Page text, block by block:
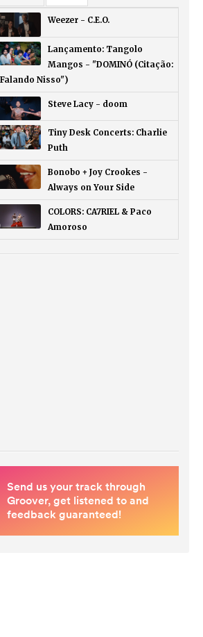
Weezer - C.E.O.
Lançamento: Tangolo
Mangos - "DOMINÓ (Citação:
Nisso")
Steve Lacy - doom
Tiny Desk Concerts: Charlie
Puth
Bonobo + Joy Crookes -
Always on Your Side
COLORS: CA7RIEL & Paco
Amoroso